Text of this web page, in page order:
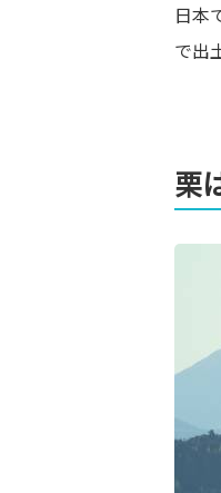
日本
で出
栗